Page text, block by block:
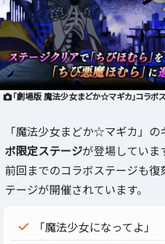
「劇場版 魔法少女まどか☆マギカ」コラボ
「魔法少女まどか☆マギカ」
ボ限定ステージが登場していま
前回までのコラボステージも復
テージが開催されています。
「魔法少女になってよ」